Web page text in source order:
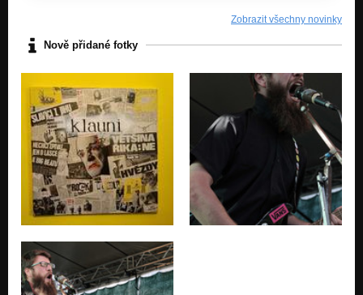
Zobrazit všechny novinky
Nově přidané fotky